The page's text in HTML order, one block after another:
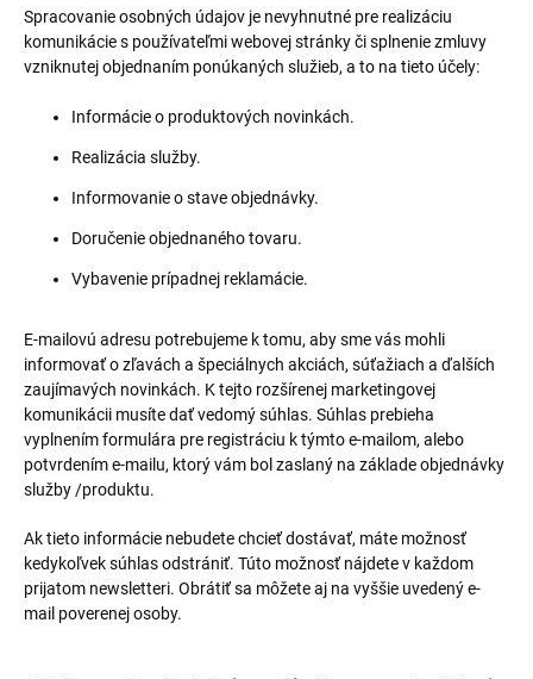
Spracovanie osobných údajov je nevyhnutné pre realizáciu
komunikácie s používateľmi webovej stránky či splnenie zmluvy
vzniknutej objednaním ponúkaných služieb, a to na tieto účely:
Informácie o produktových novinkách.
Realizácia služby.
Informovanie o stave objednávky.
Doručenie objednaného tovaru.
Vybavenie prípadnej reklamácie.
E-mailovú adresu potrebujeme k tomu, aby sme vás mohli
informovať o zľavách a špeciálnych akciách, súťažiach a ďalších
zaujímavých novinkách. K tejto rozšírenej marketingovej
komunikácii musíte dať vedomý súhlas. Súhlas prebieha
vyplnením formulára pre registráciu k týmto e-mailom, alebo
potvrdením e-mailu, ktorý vám bol zaslaný na základe objednávky
služby /produktu.
Ak tieto informácie nebudete chcieť dostávať, máte možnosť
kedykoľvek súhlas odstrániť. Túto možnosť nájdete v každom
prijatom newsletteri. Obrátiť sa môžete aj na vyššie uvedený e-
mail poverenej osoby.